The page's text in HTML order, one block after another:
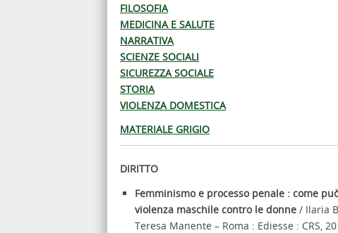
FILOSOFIA
MEDICINA E SALUTE
NARRATIVA
SCIENZE SOCIALI
SICUREZZA SOCIALE
STORIA
VIOLENZA DOMESTICA
MATERIALE GRIGIO
DIRITTO
Femminismo e processo penale : come
violenza maschile contro le donne / Ilaria
Teresa Manente – Roma : Ediesse : CRS,